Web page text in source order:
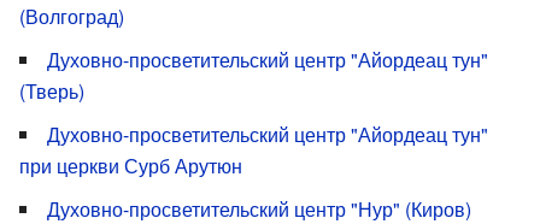
(Волгоград)
Духовно-просветительский центр "Айордеац тун"
(Тверь)
Духовно-просветительский центр "Айордеац тун"
при церкви Сурб Арутюн
Духовно-просветительский центр "Нур" (Киров)